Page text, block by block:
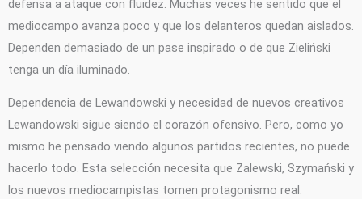
defensa a ataque con fluidez. Muchas veces he sentido que el
mediocampo avanza poco y que los delanteros quedan aislados.
Dependen demasiado de un pase inspirado o de que Zieliński
tenga un día iluminado.
Dependencia de Lewandowski y necesidad de nuevos creativos
Lewandowski sigue siendo el corazón ofensivo. Pero, como yo
mismo he pensado viendo algunos partidos recientes, no puede
hacerlo todo. Esta selección necesita que Zalewski, Szymański y
los nuevos mediocampistas tomen protagonismo real.